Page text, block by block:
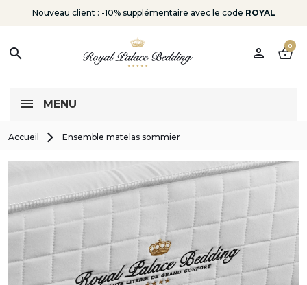
Nouveau client : -10% supplémentaire avec le code ROYAL
search person shopping_basket
0
MENU
Accueil Ensemble matelas sommier